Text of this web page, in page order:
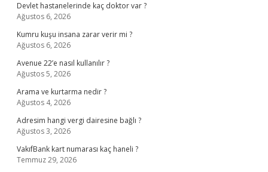
Devlet hastanelerinde kaç doktor var ?
Ağustos 6, 2026
Kumru kuşu insana zarar verir mi ?
Ağustos 6, 2026
Avenue 22’e nasıl kullanılır ?
Ağustos 5, 2026
Arama ve kurtarma nedir ?
Ağustos 4, 2026
Adresim hangi vergi dairesine bağlı ?
Ağustos 3, 2026
VakıfBank kart numarası kaç haneli ?
Temmuz 29, 2026